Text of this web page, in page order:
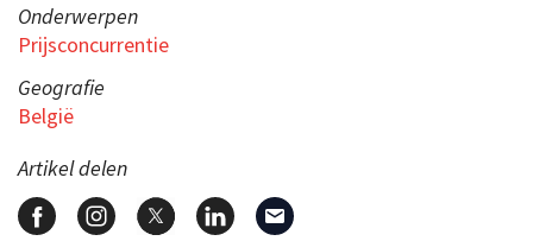
Onderwerpen
Prijsconcurrentie
Geografie
België
Artikel delen